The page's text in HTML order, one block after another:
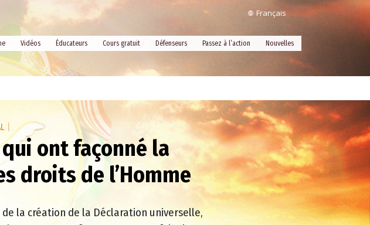
Français
Vidéos Éducateurs Cours gratuit Défenseurs Passez à l’action Nouvelles
ont façonné la
droits de l’Homme
la création de la Déclaration universelle,